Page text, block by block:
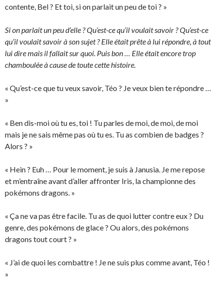
contente, Bel ? Et toi, si on parlait un peu de toi ? »
Si on parlait un peu d’elle ? Qu’est-ce qu’il voulait savoir ? Qu’est-ce
qu’il voulait savoir à son sujet ? Elle était prête à lui répondre, à tout
lui dire mais il fallait sur quoi. Puis bon … Elle était encore trop
chamboulée à cause de toute cette histoire.
« Qu’est-ce que tu veux savoir, Téo ? Je veux bien te répondre …
»
« Ben dis-moi où tu es, toi ! Tu parles de moi, de moi, de moi
mais je ne sais même pas où tu es. Tu as combien de badges ?
Alors ? »
« Hein ? Euh … Pour le moment, je suis à Janusia. Je me repose
et m’entraîne avant d’aller affronter Iris, la championne des
pokémons dragons. »
« Ça ne va pas être facile. Tu as de quoi lutter contre eux ? Du
genre, des pokémons de glace ? Ou alors, des pokémons
dragons tout court ? »
« J’ai de quoi les combattre ! Je ne suis plus comme avant, Téo !
»